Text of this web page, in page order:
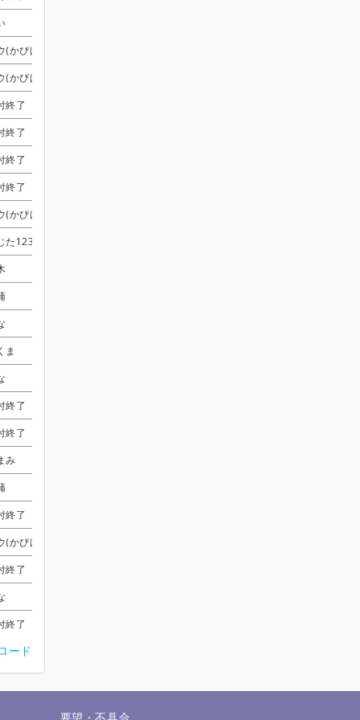
ん
ん
ん
ん
(かぴばら5050)
(かぴばら5050)
終了
終了
終了
終了
(かぴばら5050)
た1234
ま
終了
終了
み
終了
(かぴばら5050)
終了
終了
終了
(かぴばら5050)
(かぴばら5050)
終了
終了
終了
終了
(かぴばら5050)
た1234
ま
終了
終了
み
終了
(かぴばら5050)
終了
終了
終了
(かぴばら5050)
(かぴばら5050)
終了
終了
終了
終了
(かぴばら5050)
た1234
ま
終了
終了
み
終了
(かぴばら5050)
終了
終了
終了
(かぴばら5050)
(かぴばら5050)
終了
終了
終了
終了
(かぴばら5050)
た1234
ま
終了
終了
み
終了
(かぴばら5050)
終了
終了
終了
ード